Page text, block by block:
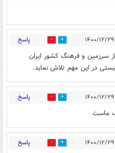
28 پاسخ
سرزمین و فرهنگ کشور ایران
در این مهم تلاش نماید.
21 پاسخ
ماست
13 پاسخ